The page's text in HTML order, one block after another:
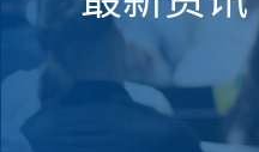
非隔离驱动
数字驱动
汽车车载充电机
汽车主逆变器